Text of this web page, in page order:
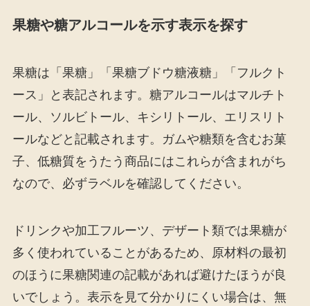
果糖や糖アルコールを示す表示を探す
果糖は「果糖」「果糖ブドウ糖液糖」「フルクト
ース」と表記されます。糖アルコールはマルチト
ール、ソルビトール、キシリトール、エリスリト
ールなどと記載されます。ガムや糖類を含むお菓
子、低糖質をうたう商品にはこれらが含まれがち
なので、必ずラベルを確認してください。
ドリンクや加工フルーツ、デザート類では果糖が
多く使われていることがあるため、原材料の最初
のほうに果糖関連の記載があれば避けたほうが良
いでしょう。表示を見て分かりにくい場合は、無